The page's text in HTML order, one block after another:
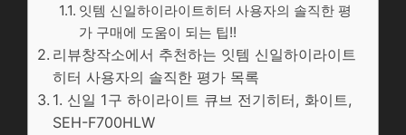
잇템 신일하이라이트히터 사용자의 솔직한 평
가 구매에 도움이 되는 팁!!
리뷰창작소에서 추천하는 잇템 신일하이라이트
히터 사용자의 솔직한 평가 목록
1. 신일 1구 하이라이트 큐브 전기히터, 화이트,
SEH-F700HLW